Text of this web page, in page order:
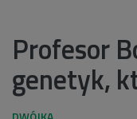
Profesor
genetyk,